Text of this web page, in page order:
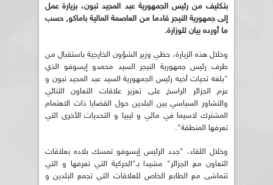
بتكليف من رئيس الجمهورية عبد المجيد تبون، بزيارة عمل
إلى جمهورية النيجر قادما من العاصمة المالية باماكو, حسب
ما أورده بيان للوزارة.
وخلال هذه الزيارة، حظي وزير الشؤون الخارجية باستقبال من
طرف رئيس جمهورية النيجر السيد محمدو إيسوفو الذي
"بلغه تحيات أخيه رئيس الجمهورية السيد عبد المجيد تبون و
عزم الجزائر الراسخ على تعزيز علاقات التعاون الثنائي
والتشاور السياسي بين البلدين حول القضايا ذات الاهتمام
المشترك لاسيما في مالي و ليبيا و التحديات الأخرى التي
تعرفها المنطقة".
وخلال اللقاء، "جدد الرئيس إيسوفو تمسك بلاده بعلاقات
التعاون مع الجزائر" مشيدا بـ"الحركية التي تعرفها و التي
تتماشى مع الطابع الخاص للعلاقات التي تجمع البلدين و